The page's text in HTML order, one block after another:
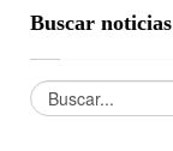
Buscar noticias